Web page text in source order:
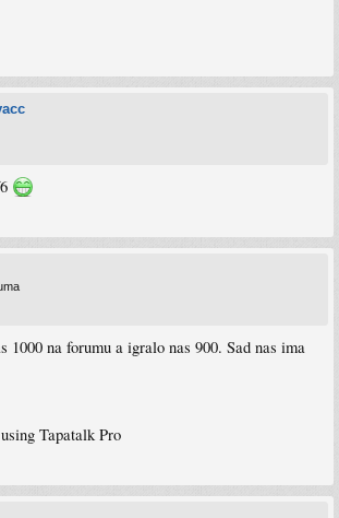
1000 na forumu a igralo nas 900. Sad nas ima
Tapatalk Pro